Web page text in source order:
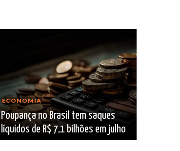
ECONOMIA
Poupança no Brasil tem saques
líquidos de R$ 7,1 bilhões em julho